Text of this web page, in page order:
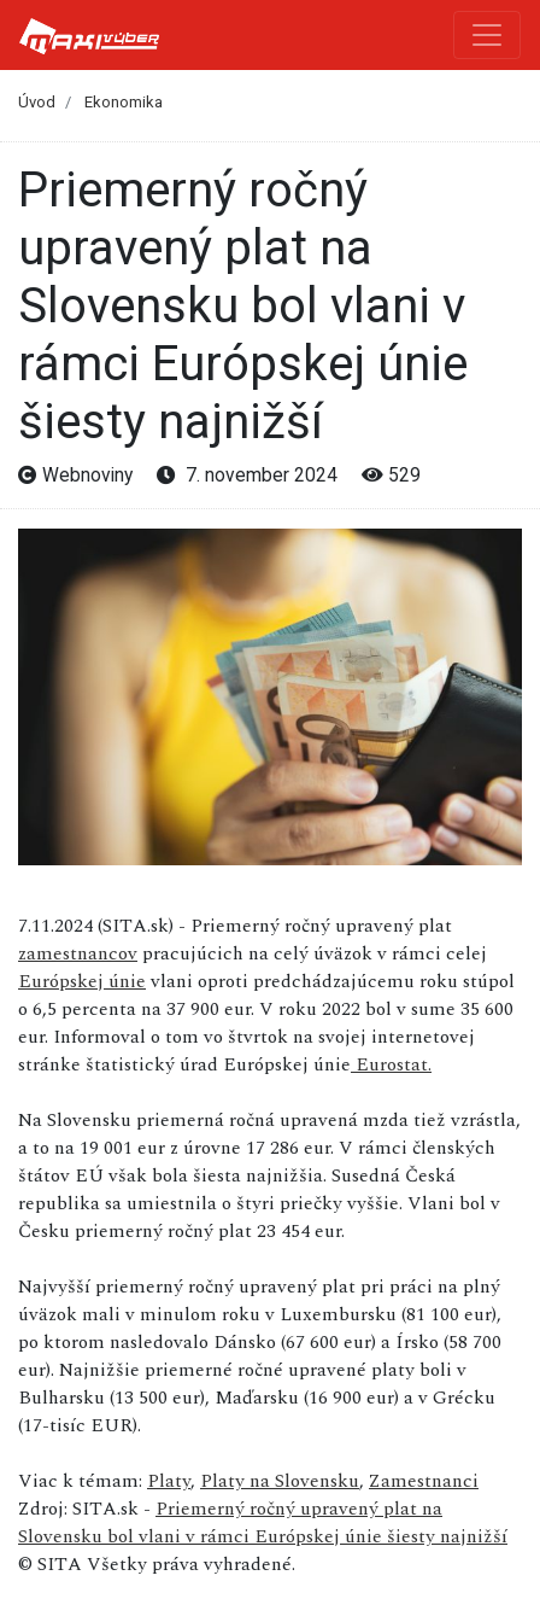
Úvod Ekonomika
Priemerný ročný
upravený plat na
Slovensku bol vlani v
rámci Európskej únie
šiesty najnižší
Webnoviny 7. november 2024 529
7.11.2024 (SITA.sk) - Priemerný ročný upravený plat
zamestnancov pracujúcich na celý úväzok v rámci celej
Európskej únievlani oproti predchádzajúcemu roku stúpol
o 6,5 percenta na 37 900 eur. V roku 2022 bol v sume 35 600
eur. Informoval o tom vo štvrtok na svojej internetovej
stránke štatistický úrad Európskej únie Eurostat.
Na Slovensku priemerná ročná upravená mzda tiež vzrástla,
a to na 19 001 eur z úrovne 17 286 eur. V rámci členských
štátov EÚ však bola šiesta najnižšia. Susedná Česká
republika sa umiestnila o štyri priečky vyššie. Vlani bol v
Česku priemerný ročný plat 23 454 eur.
Najvyšší priemerný ročný upravený plat pri práci na plný
úväzok mali v minulom roku v Luxembursku (81 100 eur),
po ktorom nasledovalo Dánsko (67 600 eur) a Írsko (58 700
eur). Najnižšie priemerné ročné upravené platy boli v
Bulharsku (13 500 eur), Maďarsku (16 900 eur) a v Grécku
(17-tisíc EUR).
Viac k témam: Platy, Platy na Slovensku, Zamestnanci
Zdroj: SITA.sk - Priemerný ročný upravený plat na
Slovensku bol vlani v rámci Európskej únie šiesty najnižší
© SITA Všetky práva vyhradené.